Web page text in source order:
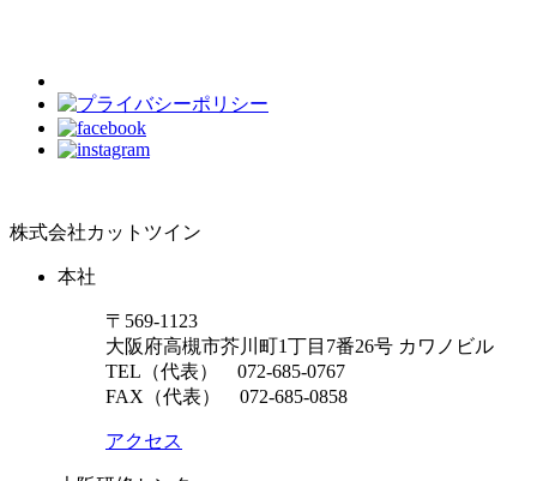
株式会社カットツイン
本社
〒569-1123
大阪府高槻市芥川町1丁目7番26号 カワノビル
TEL（代表） 072-685-0767
FAX（代表） 072-685-0858
アクセス